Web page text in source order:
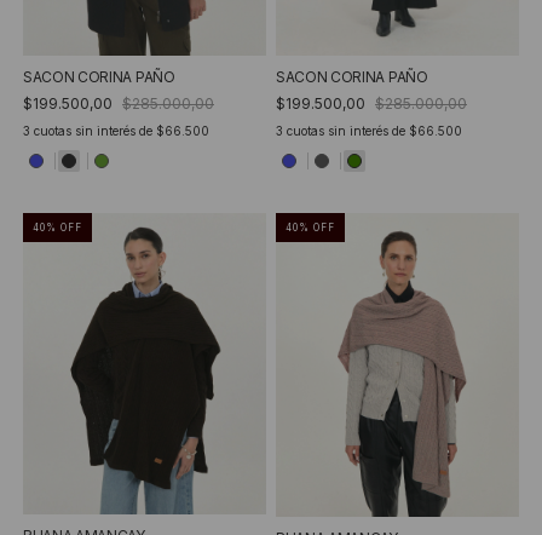
SACON CORINA PAÑO
$199.500,00 $285.000,00
3 cuotas sin interés de $66.500
SACON CORINA PAÑO
$199.500,00 $285.000,00
3 cuotas sin interés de $66.500
40 % OFF 40 % OFF